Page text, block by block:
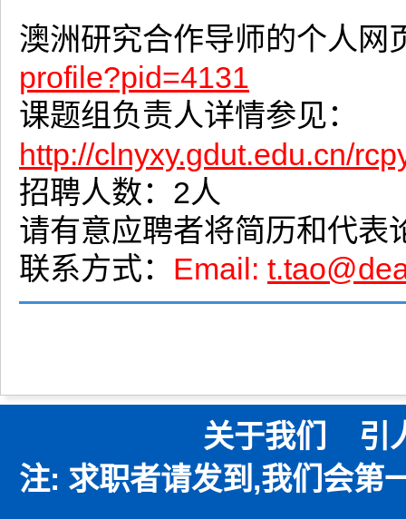
澳洲研究合作导师的个人网
profile?pid=4131
课题组负责人详情参见：
http://clnyxy.gdut.edu.cn/
招聘人数：2人
请有意应聘者将简历和代表
联系方式： Email:
关于我们 引
注: 求职者请发到,我们会第